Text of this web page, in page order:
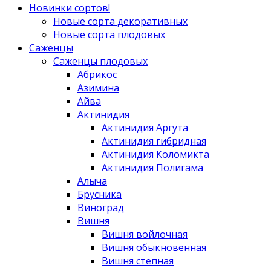
Новинки сортов!
Новые сорта декоративных
Новые сорта плодовых
Саженцы
Саженцы плодовых
Абрикос
Азимина
Айва
Актинидия
Актинидия Аргута
Актинидия гибридная
Актинидия Коломикта
Актинидия Полигама
Алыча
Брусника
Виноград
Вишня
Вишня войлочная
Вишня обыкновенная
Вишня степная